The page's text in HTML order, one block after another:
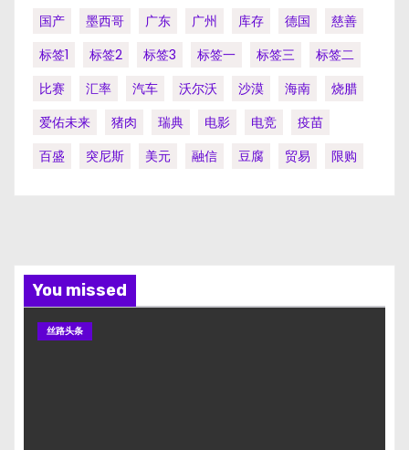
国产
墨西哥 广东 广州 库存 德国
慈善
标签1
标签2 标签3 标签一 标签三
标签二
比赛
汇率 汽车 沃尔沃 沙漠 海南
烧腊
爱佑未来
猪肉 瑞典 电影 电竞
疫苗
百盛
突尼斯 美元 融信 豆腐 贸易 限购
You missed
丝路头条